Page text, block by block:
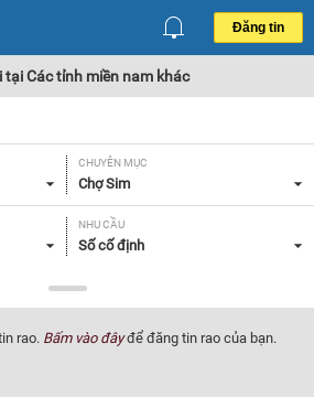
Đăng tin
tại Các tỉnh miền nam khác
CHUYÊN MỤC
Chợ Sim
NHU CẦU
Số cố định
rao. Bấm vào đâyđể đăng tin rao của bạn.